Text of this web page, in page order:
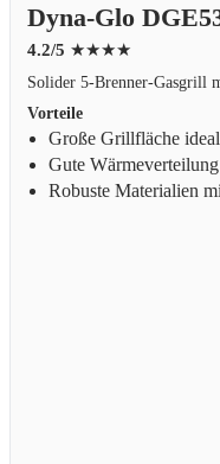
Dyna-Glo
4.2/5 ★★★★
Solider 5-Brenner-Gasgrill
Vorteile
Große Grillfläche
Gute
Robuste Materialien